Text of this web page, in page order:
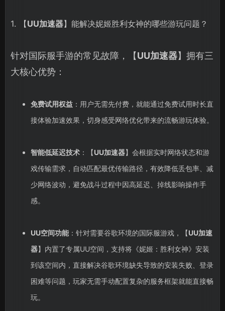
1. 【UU加速器】能解决妮姬胜利女神的哪些游玩问题？
针对国际服手游的常见故障，【UU加速器】拥有三
大核心优势：
免费试用权益：用户无需先付费，就能通过免费试用时长直
接体验加速效果，切身感受网络优化带来的流畅游玩体验。
智能低延迟技术：【UU加速器】会根据实时网络状态和游
戏传输需求，自动匹配最优传输路径，有效降低丢包率、减
少网络波动，避免战斗过程中因高延迟、掉线影响操作手
感。
UU空间功能：针对需要谷歌环境的国际服游戏，【UU加速
器】内置了专属UU空间，支持将《妮姬：胜利女神》安装
到该空间内，直接解决谷歌环境缺失导致的安装失败、登录
困难等问题，玩家无需手动配置复杂的服务框架就能直接畅
玩。